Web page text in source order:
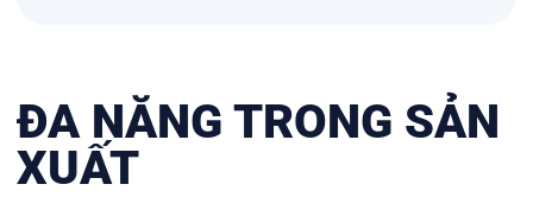
ĐA NĂNG TRONG SẢN
XUẤT